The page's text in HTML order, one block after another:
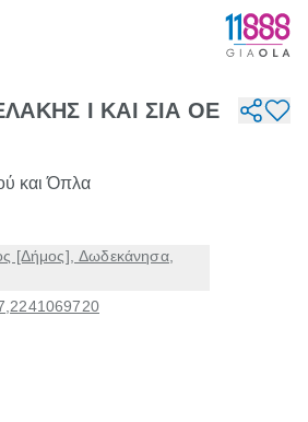
Ι ΚΑΙ ΣΙΑ ΟΕ
και Όπλα
[Δήμος], Δωδεκάνησα,
2241069720